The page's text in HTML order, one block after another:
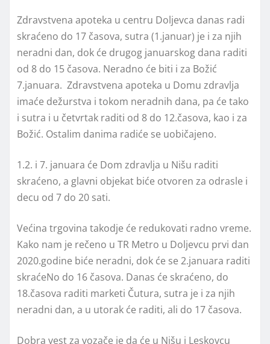
Zdravstvena apoteka u centru Doljevca danas radi
skraćeno do 17 časova, sutra (1.januar) je i za njih
neradni dan, dok će drugog januarskog dana raditi
od 8 do 15 časova. Neradno će biti i za Božić
7.januara. Zdravstvena apoteka u Domu zdravlja
imaće dežurstva i tokom neradnih dana, pa će tako
i sutra i u četvrtak raditi od 8 do 12.časova, kao i za
Božić. Ostalim danima radiće se uobičajeno.
1.2. i 7. januara će Dom zdravlja u Nišu raditi
skraćeno, a glavni objekat biće otvoren za odrasle i
decu od 7 do 20 sati.
Većina trgovina takodje će redukovati radno vreme.
Kako nam je rečeno u TR Metro u Doljevcu prvi dan
2020.godine biće neradni, dok će se 2.januara raditi
skraćeNo do 16 časova. Danas će skraćeno, do
18.časova raditi marketi Čutura, sutra je i za njih
neradni dan, a u utorak će raditi, ali do 17 časova.
Dobra vest za vozače je da će u Nišu i Leskovcu